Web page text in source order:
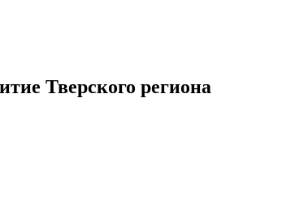
Тверского региона